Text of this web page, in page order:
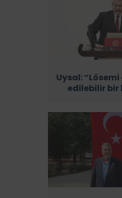
Uysal:
edilebilir bir